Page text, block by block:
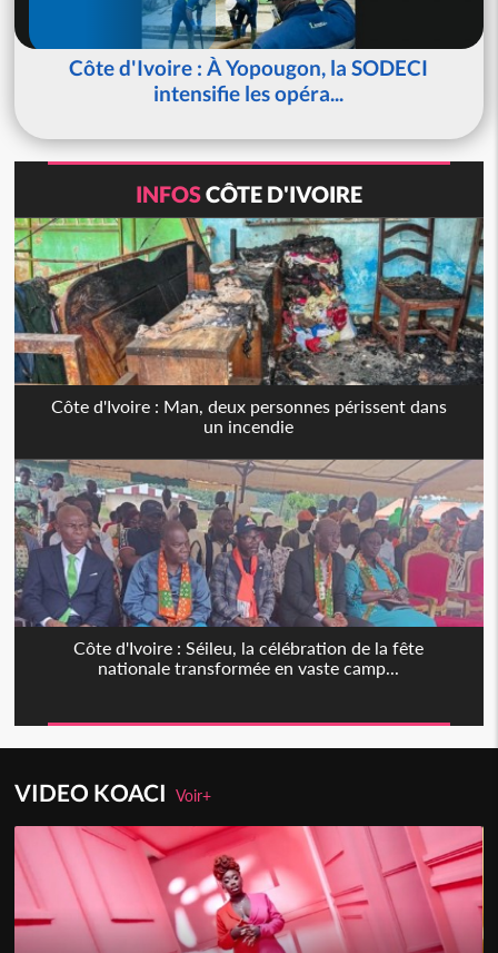
Côte d'Ivoire : À Yopougon, la SODECI
intensifie les opéra...
INFOSCÔTE D'IVOIRE
Côte d'Ivoire : Man, deux personnes périssent dans
un incendie
Côte d'Ivoire : Séileu, la célébration de la fête
nationale transformée en vaste camp...
VIDEO KOACIVoir+